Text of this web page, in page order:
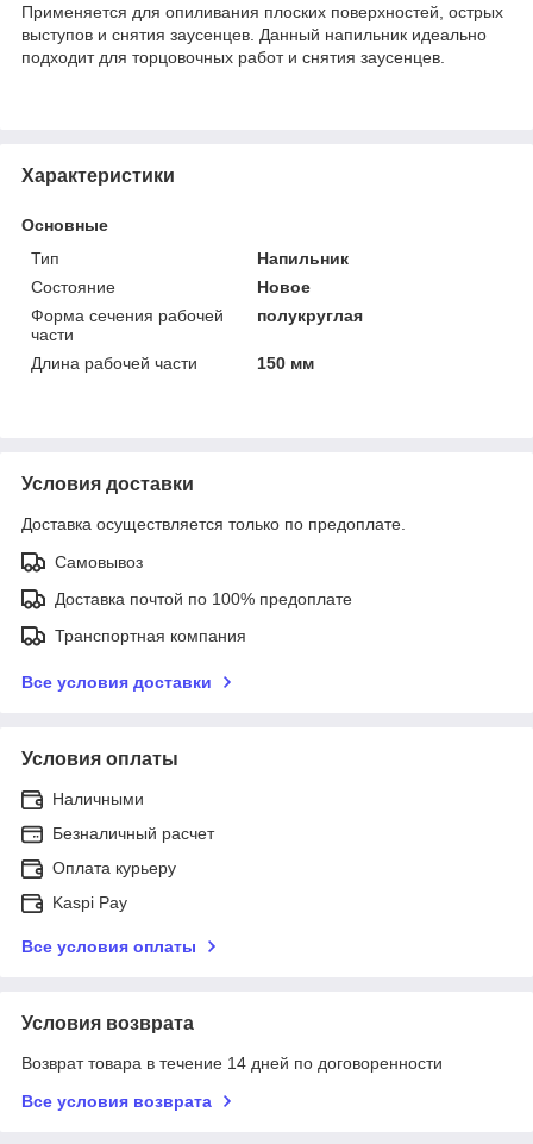
Применяется для опиливания плоских поверхностей, острых
выступов и снятия заусенцев. Данный напильник идеально
подходит для торцовочных работ и снятия заусенцев.
Характеристики
Основные
Тип
Напильник
Состояние
Новое
Форма сечения рабочей
части
полукруглая
Длина рабочей части 150 мм
Условия доставки
Доставка осуществляется только по предоплате.
Самовывоз
Доставка почтой по 100% предоплате
Транспортная компания
Все условия доставки
Условия оплаты
Наличными
Безналичный расчет
Оплата курьеру
Kaspi Pay
Все условия оплаты
Условия возврата
Возврат товара в течение 14 дней по договоренности
Все условия возврата